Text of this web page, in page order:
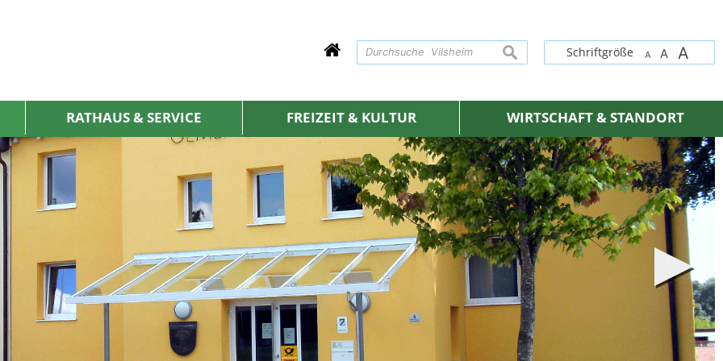
Schriftgröße A A A
suchen
RATHAUS & SERVICE FREIZEIT & KULTUR WIRTSCHAFT & STANDORT